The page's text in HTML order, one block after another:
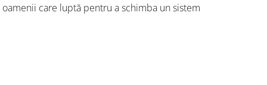
care luptă pentru a schimba un sistem